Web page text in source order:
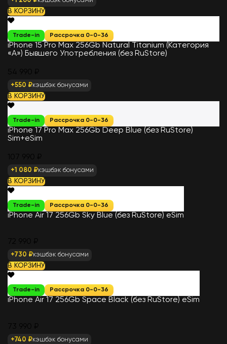
В КОРЗИНУ
Trade-in Рассрочка 0-0-36
iPhone 15 Pro Max 256Gb Natural Titanium (Категория
«А») Бывшего Употребления (без RuStore)
+550 ₽кэшбэк бонусами
В КОРЗИНУ
Trade-in Рассрочка 0-0-36
iPhone 17 Pro Max 256Gb Deep Blue (без RuStore)
Sim+eSim
+1 080 ₽кэшбэк бонусами
В КОРЗИНУ
Trade-in Рассрочка 0-0-36
iPhone Air 17 256Gb Sky Blue (без RuStore) eSim
+730 ₽кэшбэк бонусами
В КОРЗИНУ
Trade-in Рассрочка 0-0-36
iPhone Air 17 256Gb Space Black (без RuStore) eSim
+740 ₽кэшбэк бонусами